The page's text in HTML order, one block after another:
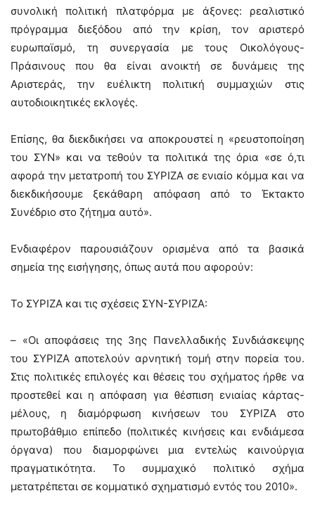
συνολική πολιτική πλατφόρμα με άξονες: ρεαλιστικό
πρόγραμμα διεξόδου από την κρίση, τον αριστερό
ευρωπαϊσμό, τη συνεργασία με τους Οικολόγους-
Πράσινους που θα είναι ανοικτή σε δυνάμεις της
Αριστεράς, την ευέλικτη πολιτική συμμαχιών στις
αυτοδιοικητικές εκλογές.
Επίσης, θα διεκδικήσει να αποκρουστεί η «ρευστοποίηση
του ΣΥΝ» και να τεθούν τα πολιτικά της όρια «σε ό,τι
αφορά την μετατροπή του ΣΥΡΙΖΑ σε ενιαίο κόμμα και να
διεκδικήσουμε ξεκάθαρη απόφαση από το Έκτακτο
Συνέδριο στο ζήτημα αυτό».
Ενδιαφέρον παρουσιάζουν ορισμένα από τα βασικά
σημεία της εισήγησης, όπως αυτά που αφορούν:
Το ΣΥΡΙΖΑ και τις σχέσεις ΣΥΝ-ΣΥΡΙΖΑ:
– «Οι αποφάσεις της 3ης Πανελλαδικής Συνδιάσκεψης
του ΣΥΡΙΖΑ αποτελούν αρνητική τομή στην πορεία του.
Στις πολιτικές επιλογές και θέσεις του σχήματος ήρθε να
προστεθεί και η απόφαση για θέσπιση ενιαίας κάρτας-
μέλους, η διαμόρφωση κινήσεων του ΣΥΡΙΖΑ στο
πρωτοβάθμιο επίπεδο (πολιτικές κινήσεις και ενδιάμεσα
όργανα) που διαμορφώνει μια εντελώς καινούργια
πραγματικότητα. Το συμμαχικό πολιτικό σχήμα
μετατρέπεται σε κομματικό σχηματισμό εντός του 2010».